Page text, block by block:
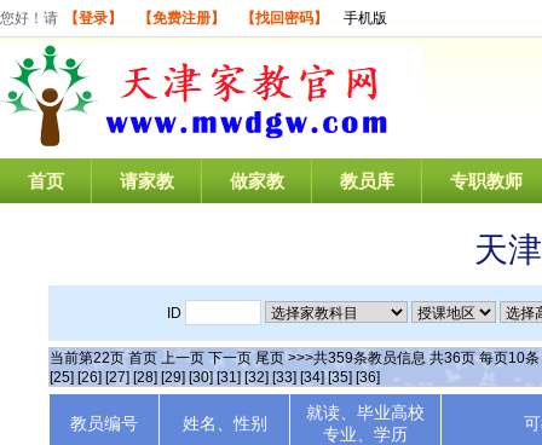
您好！请 【登录】 【免费注册】 【找回密码】 手机版
首页 请家教 做家教 教员库 专职教师
天
ID
当前第22页 首页 上一页 下一页 尾页 >>>共359条教员信息 共36页 每页10条
[25] [26] [27] [28] [29] [30] [31] [32] [33] [34] [35] [36]
教员编号 姓名、性别
就读、毕业高校
专业、学历